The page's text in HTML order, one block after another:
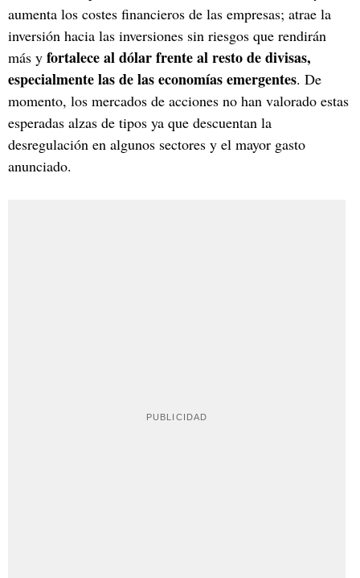
aumenta los costes financieros de las empresas; atrae la
inversión hacia las inversiones sin riesgos que rendirán
más y fortalece al dólar frente al resto de divisas,
especialmente las de las economías emergentes. De
momento, los mercados de acciones no han valorado estas
esperadas alzas de tipos ya que descuentan la
desregulación en algunos sectores y el mayor gasto
anunciado.